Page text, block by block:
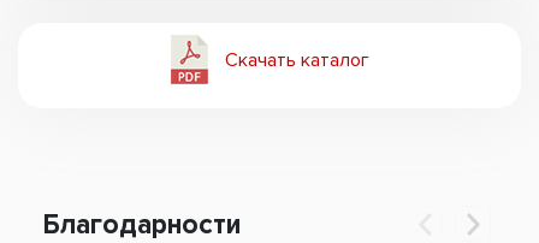
Скачать каталог
Благодарности